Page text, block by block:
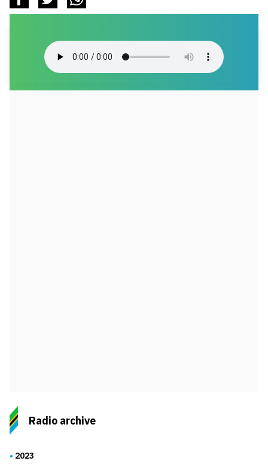
Radio archive
2023